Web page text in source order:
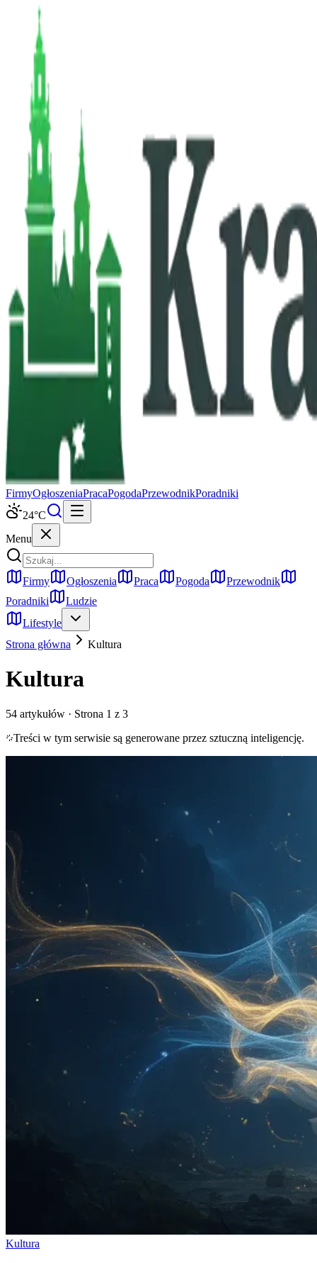
FirmyOgłoszeniaPracaPogodaPrzewodnikPoradniki
24°C
Menu
Firmy Ogłoszenia Praca Pogoda
Przewodnik
Poradniki
Ludzie
Lifestyle
Strona główna
Kultura
Kultura
54 artykułów · Strona 1 z 3
Treści w tym serwisie są generowane przez sztuczną inteligencję.
Kultura